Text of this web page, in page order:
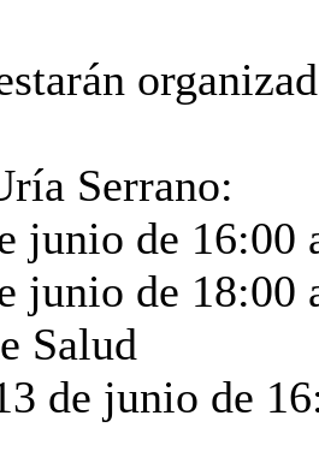
Serrano:
junio de
junio de 18:00
Salud
de junio de